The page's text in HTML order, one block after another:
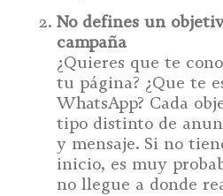
No defines un
campaña
¿Quieres que te
tu página? ¿Que te
WhatsApp? Cada
tipo distinto de
y mensaje. Si no
inicio, es muy
no llegue a donde